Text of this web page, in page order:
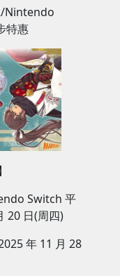
Nintendo
特惠
Switch 平
20 日(周四)
年 11 月 28